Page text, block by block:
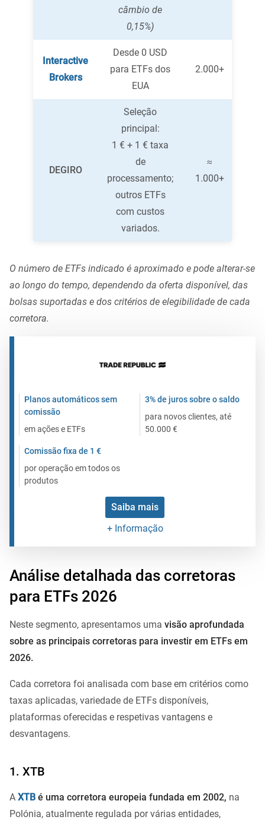
câmbio de
0,15%)
Interactive
Brokers
Desde 0 USD
para ETFs dos
EUA
2.000+
DEGIRO
Seleção
principal:
1 € + 1 € taxa
de
processamento;
outros ETFs
com custos
variados.
≈
1.000+
O número de ETFs indicado é aproximado e pode alterar-se
ao longo do tempo, dependendo da oferta disponível, das
bolsas suportadas e dos critérios de elegibilidade de cada
corretora.
Planos automáticos sem
comissão
em ações e ETFs
3% de juros sobre o saldo
para novos clientes, até
50.000 €
Comissão fixa de 1 €
por operação em todos os
produtos
Saiba mais
+ Informação
Análise detalhada das corretoras
para ETFs 2026
Neste segmento, apresentamos uma visão aprofundada
sobre as principais corretoras para investir em ETFs em
2026.
Cada corretora foi analisada com base em critérios como
taxas aplicadas, variedade de ETFs disponíveis,
plataformas oferecidas e respetivas vantagens e
desvantagens.
1. XTB
A XTB é uma corretora europeia fundada em 2002, na
Polónia, atualmente regulada por várias entidades,